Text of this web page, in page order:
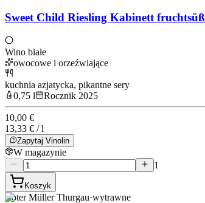
Sweet Child Riesling Kabinett fruchtsüß
Wino białe
owocowe i orzeźwiające
kuchnia azjatycka, pikantne sery
0,75 l
Rocznik 2025
10,00 €
13,33 € / l
Zapytaj Vinolin
W magazynie
1
Koszyk
Roter Müller Thurgau·wytrawne